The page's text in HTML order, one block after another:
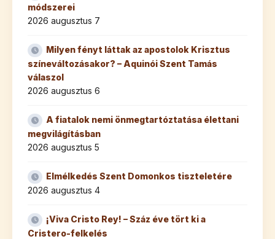
módszerei
2026 augusztus 7
Milyen fényt láttak az apostolok Krisztus
színeváltozásakor? – Aquinói Szent Tamás
válaszol
2026 augusztus 6
A fiatalok nemi önmegtartóztatása élettani
megvilágításban
2026 augusztus 5
Elmélkedés Szent Domonkos tiszteletére
2026 augusztus 4
¡Viva Cristo Rey! – Száz éve tört ki a
Cristero-felkelés